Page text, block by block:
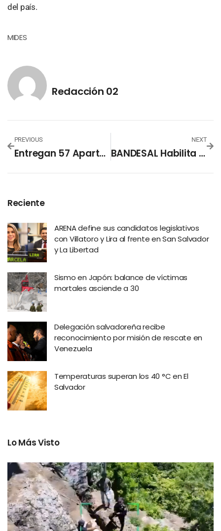
del país.
MIDES
Redacción 02
PREVIOUS
Entregan 57 Apartamentos Del Proyecto Habitacional El Espino
NEXT
BANDESAL Habilita El Programa De Subsidio Para Apoyar El Incremento Del 20 % Al Salario Mínimo
Reciente
ARENA define sus candidatos legislativos
con Villatoro y Lira al frente en San Salvador
y La Libertad
Sismo en Japón: balance de víctimas
mortales asciende a 30
Delegación salvadoreña recibe
reconocimiento por misión de rescate en
Venezuela
Temperaturas superan los 40 °C en El
Salvador
Lo Más Visto